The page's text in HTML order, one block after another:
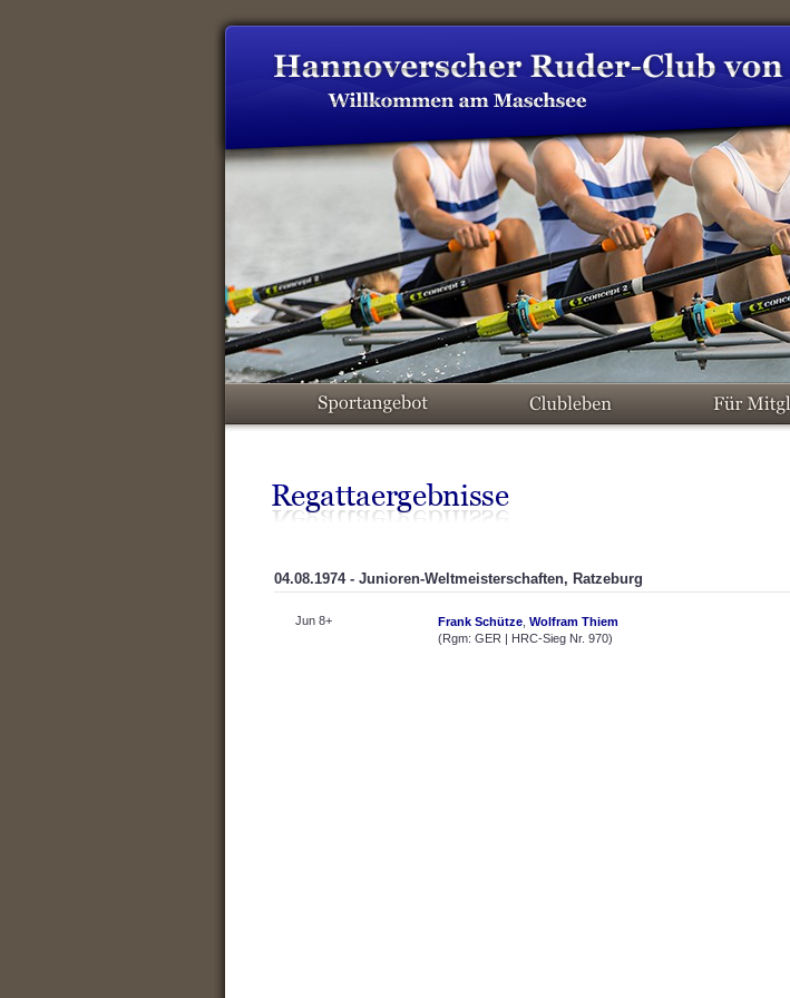
04.08.1974 - Junioren-Weltmeisterschaften, Ratzeburg
Jun 8+ Frank Schütze Wolfram Thiem
(Rgm: GER | HRC-Sieg Nr. 970)